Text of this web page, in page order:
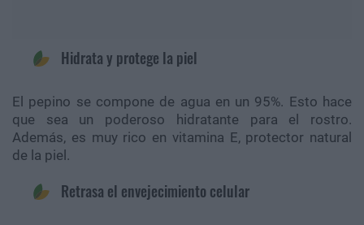
Hidrata y protege la piel
El pepino se compone de agua en un 95%. Esto hace
que sea un poderoso hidratante para el rostro.
Además, es muy rico en vitamina E, protector natural
de la piel.
Retrasa el envejecimiento celular